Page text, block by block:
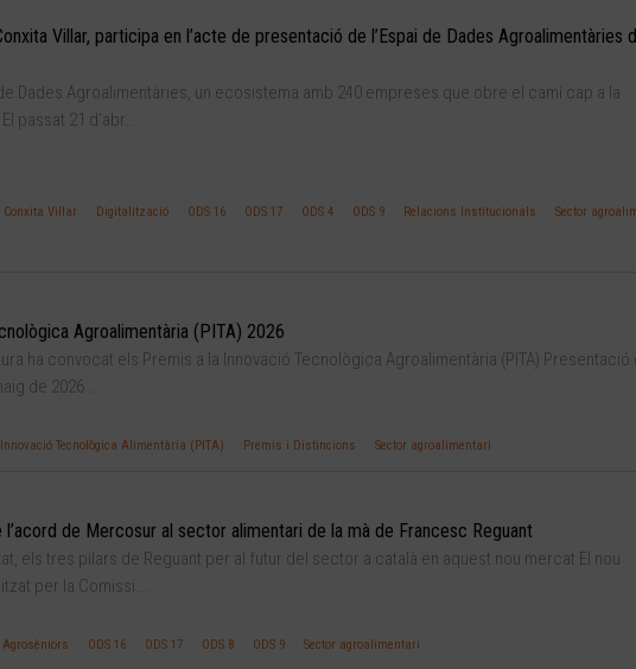
Villar, participa en l’acte de presentació de l’Espai de Dades Agroalimentàries
Dades Agroalimentàries, un ecosistema amb 240 empreses que obre el camí cap a la
21 d’abr...
Conxita Villar Digitalització ODS 16 ODS 17 ODS 4 ODS 9 Relacions Institucionals Sector
Agroalimentària (PITA) 2026
ha convocat els Premis a la Innovació Tecnològica Agroalimentària (PITA) Presentació
de 2026 ...
Tecnològica Alimentària (PITA) Premis i Distincions Sector agroalimentari
l’acord de Mercosur al sector alimentari de la mà de Francesc Reguant
els tres pilars de Reguant per al futur del sector a català en aquest nou mercat El nou
per la Comissi...
ODS 16 ODS 17 ODS 8 ODS 9 Sector agroalimentari